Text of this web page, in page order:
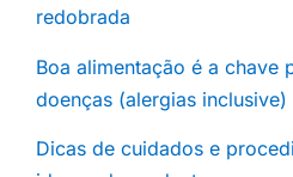
redobrada
Boa alimentação é a chave
doenças (alergias inclusive)
Dicas de cuidados e